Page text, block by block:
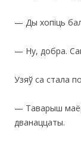
— Ды хопіць
— Ну, добра.
Узяў са стала
— Таварыш
дванаццаты.